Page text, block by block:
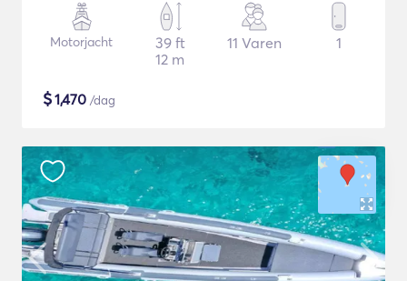
Motorjacht
39 ft
12 m
11 Varen 1
$1,470 /dag